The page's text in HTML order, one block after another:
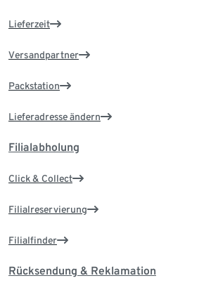
Lieferzeit
Versandpartner
Packstation
Lieferadresse ändern
Filialabholung
Click & Collect
Filialreservierung
Filialfinder
Rücksendung & Reklamation